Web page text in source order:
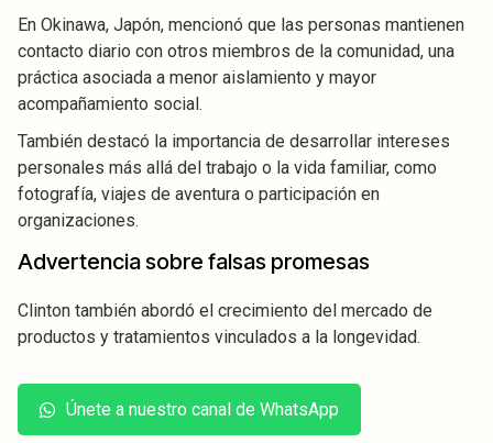
En Okinawa, Japón, mencionó que las personas mantienen
contacto diario con otros miembros de la comunidad, una
práctica asociada a menor aislamiento y mayor
acompañamiento social.
También destacó la importancia de desarrollar intereses
personales más allá del trabajo o la vida familiar, como
fotografía, viajes de aventura o participación en
organizaciones.
Advertencia sobre falsas promesas
Clinton también abordó el crecimiento del mercado de
productos y tratamientos vinculados a la longevidad.
Únete a nuestro canal de WhatsApp